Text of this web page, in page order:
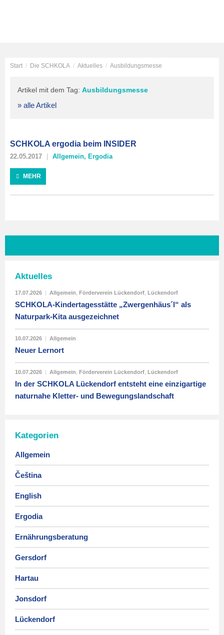
Start / Die SCHKOLA / Aktuelles / Ausbildungsmesse
Artikel mit dem Tag: Ausbildungsmesse
» alle Artikel
SCHKOLA ergodia beim INSIDER
22.05.2017 Allgemein, Ergodia
MEHR
Aktuelles
17.07.2026 | Allgemein Förderverein Lückendorf Lückendorf
SCHKOLA-Kindertagesstätte „Zwergenhäus´l“ als
Naturpark-Kita ausgezeichnet
10.07.2026 | Allgemein
Neuer Lernort
10.07.2026 | Allgemein Förderverein Lückendorf Lückendorf
In der SCHKOLA Lückendorf entsteht eine einzigartige
naturnahe Kletter- und Bewegungslandschaft
Kategorien
Allgemein
Čeština
English
Ergodia
Ernährungsberatung
Gersdorf
Hartau
Jonsdorf
Lückendorf